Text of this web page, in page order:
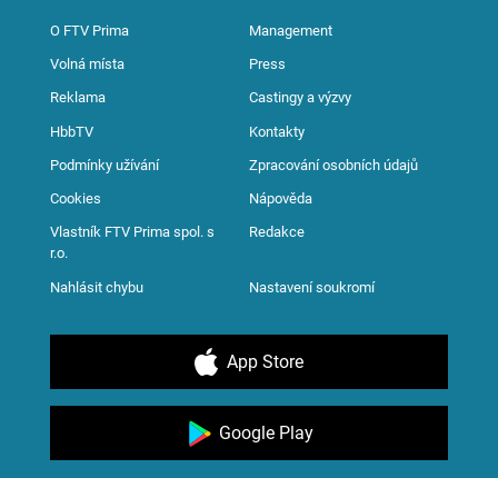
O FTV Prima Management
Volná místa Press
Reklama Castingy a výzvy
HbbTV Kontakty
Podmínky užívání Zpracování osobních údajů
Cookies Nápověda
Vlastník FTV Prima spol. s
r.o.
Redakce
Nahlásit chybu Nastavení soukromí
App Store
Google Play